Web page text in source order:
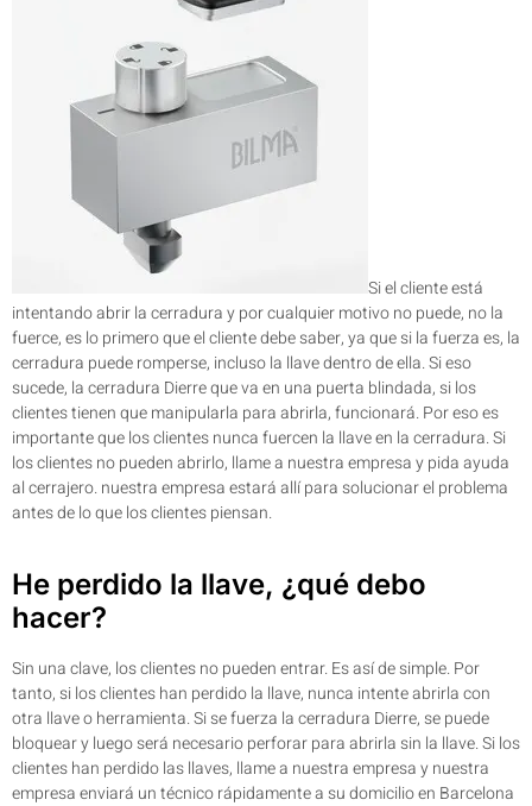
Si el cliente está
intentando abrir la cerradura y por cualquier motivo no puede, no la
fuerce, es lo primero que el cliente debe saber, ya que si la fuerza es, la
cerradura puede romperse, incluso la llave dentro de ella. Si eso
sucede, la cerradura Dierre que va en una puerta blindada, si los
clientes tienen que manipularla para abrirla, funcionará. Por eso es
importante que los clientes nunca fuercen la llave en la cerradura. Si
los clientes no pueden abrirlo, llame a nuestra empresa y pida ayuda
al cerrajero. nuestra empresa estará allí para solucionar el problema
antes de lo que los clientes piensan.
He perdido la llave, ¿qué debo
hacer?
Sin una clave, los clientes no pueden entrar. Es así de simple. Por
tanto, si los clientes han perdido la llave, nunca intente abrirla con
otra llave o herramienta. Si se fuerza la cerradura Dierre, se puede
bloquear y luego será necesario perforar para abrirla sin la llave. Si los
clientes han perdido las llaves, llame a nuestra empresa y nuestra
empresa enviará un técnico rápidamente a su domicilio en Barcelona